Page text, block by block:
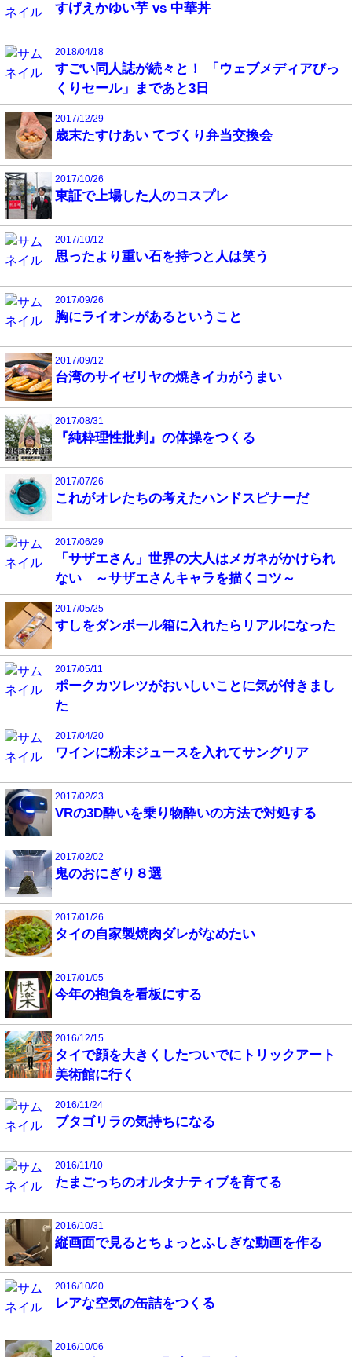
すげえかゆい芋 vs 中華丼
2018/04/18
すごい同人誌が続々と！ 「ウェブメディアびっ
くりセール」まであと3日
2017/12/29
歳末たすけあい てづくり弁当交換会
2017/10/26
東証で上場した人のコスプレ
2017/10/12
思ったより重い石を持つと人は笑う
2017/09/26
胸にライオンがあるということ
2017/09/12
台湾のサイゼリヤの焼きイカがうまい
2017/08/31
『純粋理性批判』の体操をつくる
2017/07/26
これがオレたちの考えたハンドスピナーだ
2017/06/29
「サザエさん」世界の大人はメガネがかけられ
ない ～サザエさんキャラを描くコツ～
2017/05/25
すしをダンボール箱に入れたらリアルになった
2017/05/11
ポークカツレツがおいしいことに気が付きまし
た
2017/04/20
ワインに粉末ジュースを入れてサングリア
2017/02/23
VRの3D酔いを乗り物酔いの方法で対処する
2017/02/02
鬼のおにぎり８選
2017/01/26
タイの自家製焼肉ダレがなめたい
2017/01/05
今年の抱負を看板にする
2016/12/15
タイで顔を大きくしたついでにトリックアート
美術館に行く
2016/11/24
ブタゴリラの気持ちになる
2016/11/10
たまごっちのオルタナティブを育てる
2016/10/31
縦画面で見るとちょっとふしぎな動画を作る
2016/10/20
レアな空気の缶詰をつくる
2016/10/06